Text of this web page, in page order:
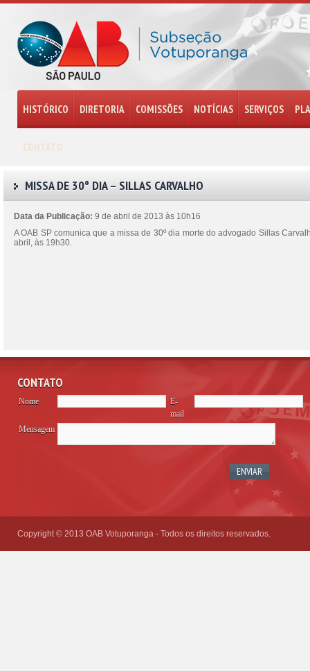
HISTÓRICO DIRETORIA COMISSÕES NOTÍCIAS SERVIÇOS
CONTATO
MISSA DE 30º DIA – SILLAS CARVALHO
Data da Publicação: 9 de abril de 2013 às 10h16
A OAB SP comunica que a missa de 30º dia morte do advogado Sillas
abril, às 19h30.
CONTATO
Nome
E-
mail
Mensagem
Copyright © 2013 OAB Votuporanga - Todos os direitos reservados.